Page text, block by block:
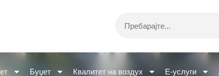
Буџет Квалитет на воздух Е-услуги